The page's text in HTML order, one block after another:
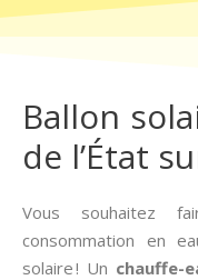
Ballon
de l’État
Vous souhaitez
consommation en
solaire ! Un chauffe-